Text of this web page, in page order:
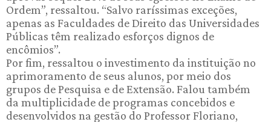
Ordem”, ressaltou. “Salvo raríssimas exceções,
apenas as Faculdades de Direito das Universidades
Públicas têm realizado esforços dignos de
encômios”.
Por fim, ressaltou o investimento da instituição no
aprimoramento de seus alunos, por meio dos
grupos de Pesquisa e de Extensão. Falou também
da multiplicidade de programas concebidos e
desenvolvidos na gestão do Professor Floriano,